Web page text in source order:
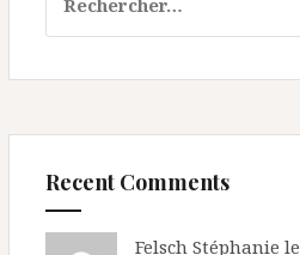
Recent Comments
Felsch Stéphanie le